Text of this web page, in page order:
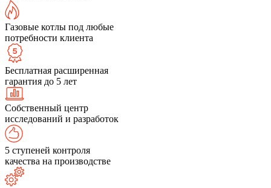
Газовые котлы под любые
потребности клиента
Бесплатная расширенная
гарантия до 5 лет
Собственный центр
исследований и разработок
5 ступеней контроля
качества на производстве